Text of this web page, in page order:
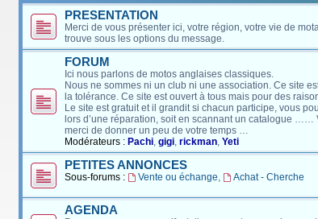
PRESENTATION
Merci de vous présenter ici, votre région, votre vie de
trouve sous les options du message.
FORUM
Ici nous parlons de motos anglaises classiques.
Nous ne sommes ni un club ni une association. Ce site
la tolérance. Ce site est ouvert à tous mais pour des
Le site est gratuit et il grandit si chacun participe, vous
lors d’une réparation, soit en scannant un catalogue
merci de donner un peu de votre temps …
Modérateurs : Pachi, gigi, rickman, Yeti
PETITES ANNONCES
Sous-forums : Vente ou échange, Achat - Cherche
AGENDA